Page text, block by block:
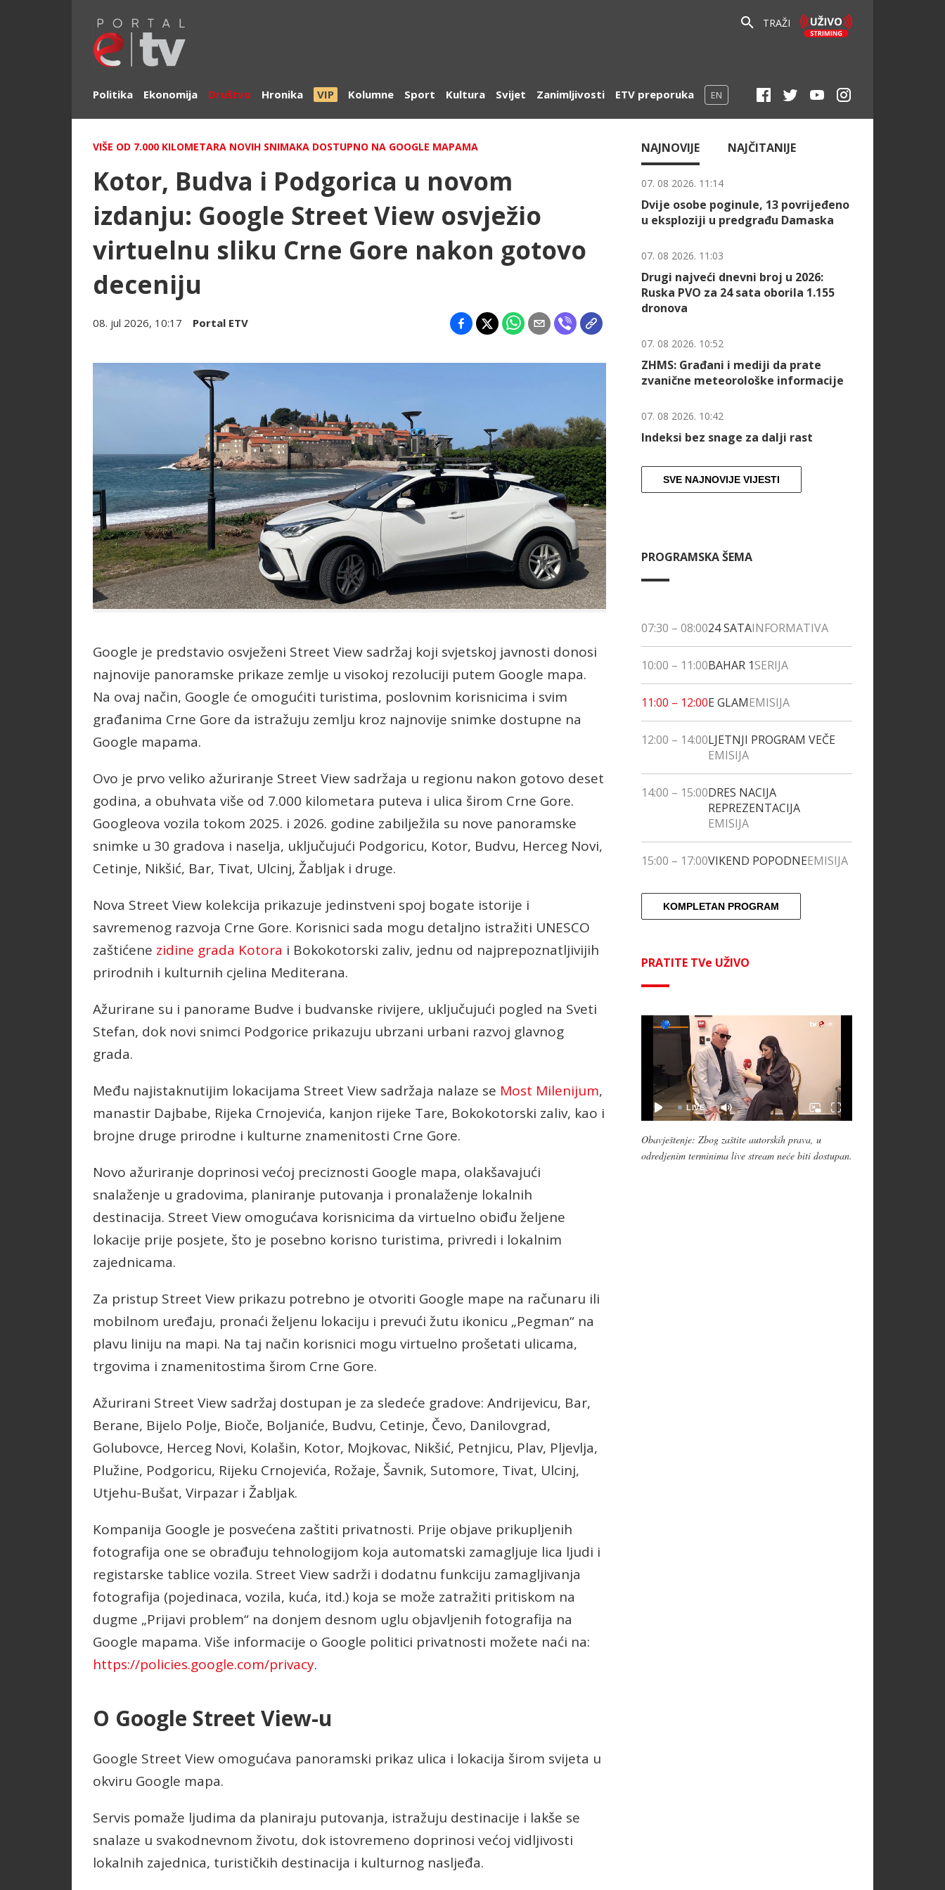
TRAŽI
Politika Ekonomija Društvo Hronika VIP Kolumne Sport Kultura Svijet Zanimljivosti ETV preporuka EN
VIŠE OD 7.000 KILOMETARA NOVIH SNIMAKA DOSTUPNO NA GOOGLE MAPAMA
Kotor, Budva i Podgorica u novom
izdanju: Google Street View osvježio
virtuelnu sliku Crne Gore nakon gotovo
deceniju
08. jul 2026, 10:17 Portal ETV
Google je predstavio osvježeni Street View sadržaj koji svjetskoj javnosti donosi
najnovije panoramske prikaze zemlje u visokoj rezoluciji putem Google mapa.
Na ovaj način, Google će omogućiti turistima, poslovnim korisnicima i svim
građanima Crne Gore da istražuju zemlju kroz najnovije snimke dostupne na
Google mapama.
Ovo je prvo veliko ažuriranje Street View sadržaja u regionu nakon gotovo deset
godina, a obuhvata više od 7.000 kilometara puteva i ulica širom Crne Gore.
Googleova vozila tokom 2025. i 2026. godine zabilježila su nove panoramske
snimke u 30 gradova i naselja, uključujući Podgoricu, Kotor, Budvu, Herceg Novi,
Cetinje, Nikšić, Bar, Tivat, Ulcinj, Žabljak i druge.
Nova Street View kolekcija prikazuje jedinstveni spoj bogate istorije i
savremenog razvoja Crne Gore. Korisnici sada mogu detaljno istražiti UNESCO
zaštićene zidine grada Kotora i Bokokotorski zaliv, jednu od najprepoznatljivijih
prirodnih i kulturnih cjelina Mediterana.
Ažurirane su i panorame Budve i budvanske rivijere, uključujući pogled na Sveti
Stefan, dok novi snimci Podgorice prikazuju ubrzani urbani razvoj glavnog
grada.
Među najistaknutijim lokacijama Street View sadržaja nalaze se Most Milenijum,
manastir Dajbabe, Rijeka Crnojevića, kanjon rijeke Tare, Bokokotorski zaliv, kao i
brojne druge prirodne i kulturne znamenitosti Crne Gore.
Novo ažuriranje doprinosi većoj preciznosti Google mapa, olakšavajući
snalaženje u gradovima, planiranje putovanja i pronalaženje lokalnih
destinacija. Street View omogućava korisnicima da virtuelno obiđu željene
lokacije prije posjete, što je posebno korisno turistima, privredi i lokalnim
zajednicama.
Za pristup Street View prikazu potrebno je otvoriti Google mape na računaru ili
mobilnom uređaju, pronaći željenu lokaciju i prevući žutu ikonicu „Pegman“ na
plavu liniju na mapi. Na taj način korisnici mogu virtuelno prošetati ulicama,
trgovima i znamenitostima širom Crne Gore.
Ažurirani Street View sadržaj dostupan je za sledeće gradove: Andrijevicu, Bar,
Berane, Bijelo Polje, Bioče, Boljaniće, Budvu, Cetinje, Čevo, Danilovgrad,
Golubovce, Herceg Novi, Kolašin, Kotor, Mojkovac, Nikšić, Petnjicu, Plav, Pljevlja,
Plužine, Podgoricu, Rijeku Crnojevića, Rožaje, Šavnik, Sutomore, Tivat, Ulcinj,
Utjehu-Bušat, Virpazar i Žabljak.
Kompanija Google je posvećena zaštiti privatnosti. Prije objave prikupljenih
fotografija one se obrađuju tehnologijom koja automatski zamagljuje lica ljudi i
registarske tablice vozila. Street View sadrži i dodatnu funkciju zamagljivanja
fotografija (pojedinaca, vozila, kuća, itd.) koja se može zatražiti pritiskom na
dugme „Prijavi problem“ na donjem desnom uglu objavljenih fotografija na
Google mapama. Više informacije o Google politici privatnosti možete naći na:
https://policies.google.com/privacy.
O Google Street View-u
Google Street View omogućava panoramski prikaz ulica i lokacija širom svijeta u
okviru Google mapa.
Servis pomaže ljudima da planiraju putovanja, istražuju destinacije i lakše se
snalaze u svakodnevnom životu, dok istovremeno doprinosi većoj vidljivosti
lokalnih zajednica, turističkih destinacija i kulturnog nasljeđa.
NAJNOVIJE NAJČITANIJE
07. 08 2026. 11:14
Dvije osobe poginule, 13 povrijeđeno
u eksploziji u predgrađu Damaska
07. 08 2026. 11:03
Drugi najveći dnevni broj u 2026:
Ruska PVO za 24 sata oborila 1.155
dronova
07. 08 2026. 10:52
ZHMS: Građani i mediji da prate
zvanične meteorološke informacije
07. 08 2026. 10:42
Indeksi bez snage za dalji rast
SVE NAJNOVIJE VIJESTI
PROGRAMSKA ŠEMA
07:30 – 08:0024 SATAINFORMATIVA
10:00 – 11:00BAHAR 1SERIJA
11:00 – 12:00E GLAMEMISIJA
12:00 – 14:00LJETNJI PROGRAM VEČE
EMISIJA
14:00 – 15:00DRES NACIJA
REPREZENTACIJA
EMISIJA
15:00 – 17:00VIKEND POPODNEEMISIJA
KOMPLETAN PROGRAM
PRATITE TVe UŽIVO
Obavještenje: Zbog zaštite autorskih prava, u
odredjenim terminima live stream neće biti dostupan.